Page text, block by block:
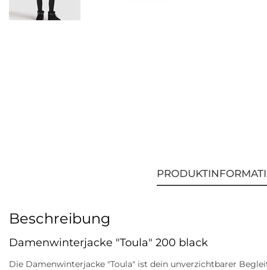
Beschreibung
Damenwinterjacke "Toula" 200 black
Die Damenwinterjacke "Toula" ist dein unverzichtbarer